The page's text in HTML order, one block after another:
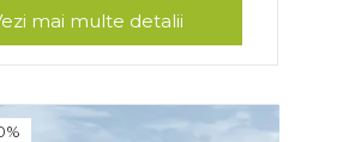
mai multe detalii